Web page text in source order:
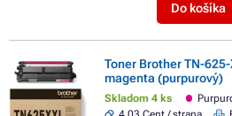
Do košíka
Toner Brother TN-
magenta (purpurový)
Skladom 4 ks